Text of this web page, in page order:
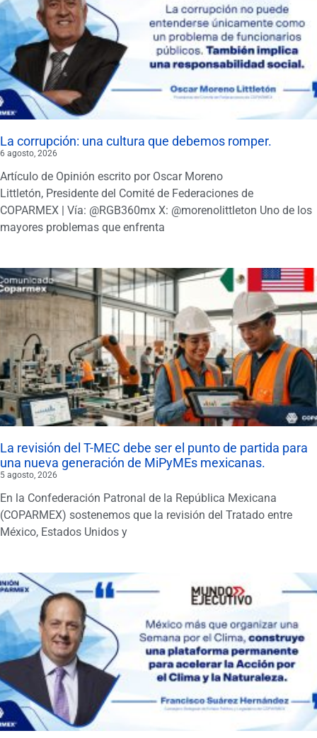
La corrupción: una cultura que debemos romper.
6 agosto, 2026
Artículo de Opinión escrito por Oscar Moreno
Littletón, Presidente del Comité de Federaciones de
COPARMEX | Vía: @RGB360mx X: @morenolittleton Uno de los
mayores problemas que enfrenta
La revisión del T-MEC debe ser el punto de partida para
una nueva generación de MiPyMEs mexicanas.
5 agosto, 2026
En la Confederación Patronal de la República Mexicana
(COPARMEX) sostenemos que la revisión del Tratado entre
México, Estados Unidos y